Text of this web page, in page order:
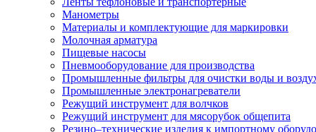
Манометры
Материалы и комплектующие для маркировки
Молочная арматура
Пищевые насосы
Пневмооборудование для производства
Промышленные фильтры для очистки воды и
Промышленные электронагреватели
Режущий инструмент для волчков
Режущий инструмент для мясорубок общепита
Резино–технические изделия к импортному